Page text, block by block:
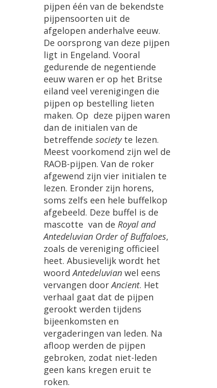
pijpen één van de bekendste
pijpensoorten uit de
afgelopen anderhalve eeuw.
De oorsprong van deze pijpen
ligt in Engeland. Vooral
gedurende de negentiende
eeuw waren er op het Britse
eiland veel verenigingen die
pijpen op bestelling lieten
maken. Op deze pijpen waren
dan de initialen van de
betreffende society te lezen.
Meest voorkomend zijn wel de
RAOB-pijpen. Van de roker
afgewend zijn vier initialen te
lezen. Eronder zijn horens,
soms zelfs een hele buffelkop
afgebeeld. Deze buffel is de
mascotte van de Royal and
Antedeluvian Order of Buffaloes,
zoals de vereniging officieel
heet. Abusievelijk wordt het
woord Antedeluvian wel eens
vervangen door Ancient. Het
verhaal gaat dat de pijpen
gerookt werden tijdens
bijeenkomsten en
vergaderingen van leden. Na
afloop werden de pijpen
gebroken, zodat niet-leden
geen kans kregen eruit te
roken.